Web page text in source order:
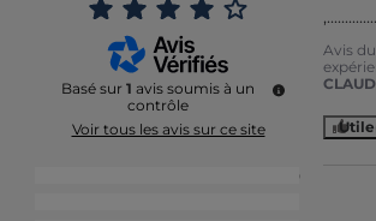
Basé sur 1 avis soumis à un
contrôle
Voir tous les avis sur ce site
0
,..............
Avis du
Utile